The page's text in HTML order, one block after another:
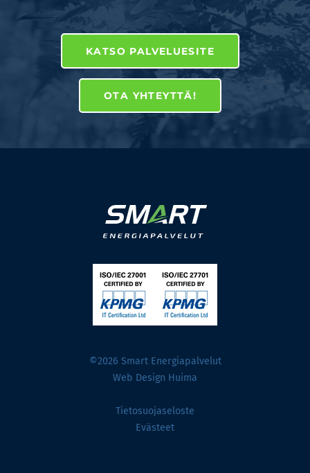
KATSO PALVELUESITE
OTA YHTEYTTÄ!
©2026 Smart Energiapalvelut
Web Design Huima
Tietosuojaseloste
Evästeet